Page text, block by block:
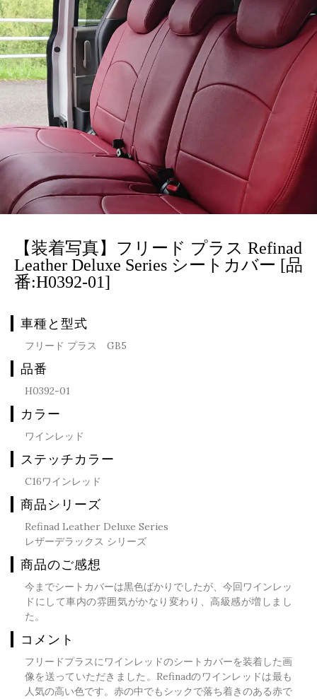
【装着写真】フリード プラス Refinad
Leather Deluxe Series シートカバー [品
番:H0392-01]
車種と型式
フリード プラス GB5
品番
H0392-01
カラー
ワインレッド
ステッチカラー
C16ワインレッド
商品シリーズ
Refinad Leather Deluxe Series
レザーデラックス シリーズ
商品のご感想
今までシートカバーは黒色ばかりでしたが、今回ワインレッ
ドにして車内の雰囲気がかなり変わり、高級感が増しまし
た。
コメント
フリードプラスにワインレッドのシートカバーを装着した画
像を送っていただきました。Refinadのワインレッドは最も
人気の高い色です。赤の中でもシックで落ち着きのある赤で